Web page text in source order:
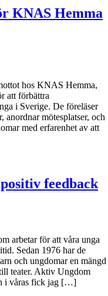
KNAS Hemma
hos KNAS Hemma,
att förbättra
i Sverige. De föreläser
anordnar mötesplatser, och
med erfarenhet av att
feedback
arbetar för att våra unga
Sedan 1976 har de
och ungdomar en mängd
teater. Aktiv Ungdom
i våras fick jag […]